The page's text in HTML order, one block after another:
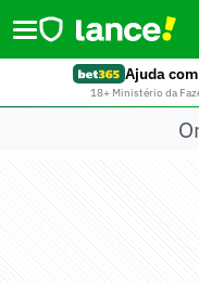
Ajuda
18+ Ministério da